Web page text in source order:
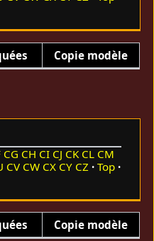
Copie modèle
CG CH CI CJ CK CL CM
CV CW CX CY CZ
Top
Copie modèle